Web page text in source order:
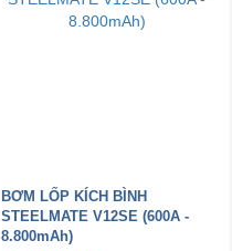
BƠM LỐP KÍCH BÌNH
STEELMATE V12SE (600A -
8.800mAh)